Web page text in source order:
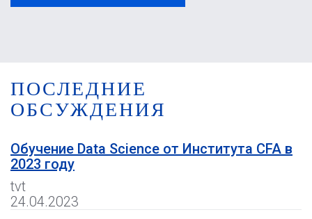
ПОСЛЕДНИЕ
ОБСУЖДЕНИЯ
Обучение Data Science от Института CFA в
2023 году
tvt
24.04.2023